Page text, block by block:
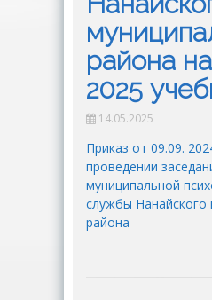
района
2025
14.05.2025
Приказ от 09.09.
проведении
муниципальной
службы Нанайского
района